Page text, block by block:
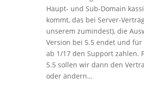
Haupt- und Sub-Domain
kommt, das bei Server-
unserem zumindest), die
Version bei 5.5 endet und
ab 1/17 den Support zahlen.
5.5 sollen wir dann den
oder ändern…